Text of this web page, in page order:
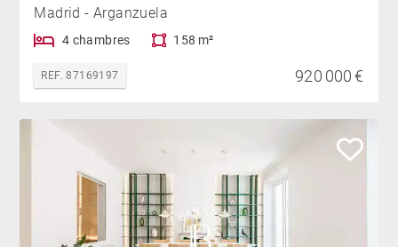
Madrid - Arganzuela
4 chambres 158 m²
REF. 87169197 920 000 €